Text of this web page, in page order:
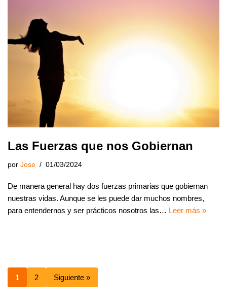
Las Fuerzas que nos Gobiernan
por Jose 01/03/2024
De manera general hay dos fuerzas primarias que gobiernan
nuestras vidas. Aunque se les puede dar muchos nombres,
para entendernos y ser prácticos nosotros las… Leer más »
1 2 Siguiente »